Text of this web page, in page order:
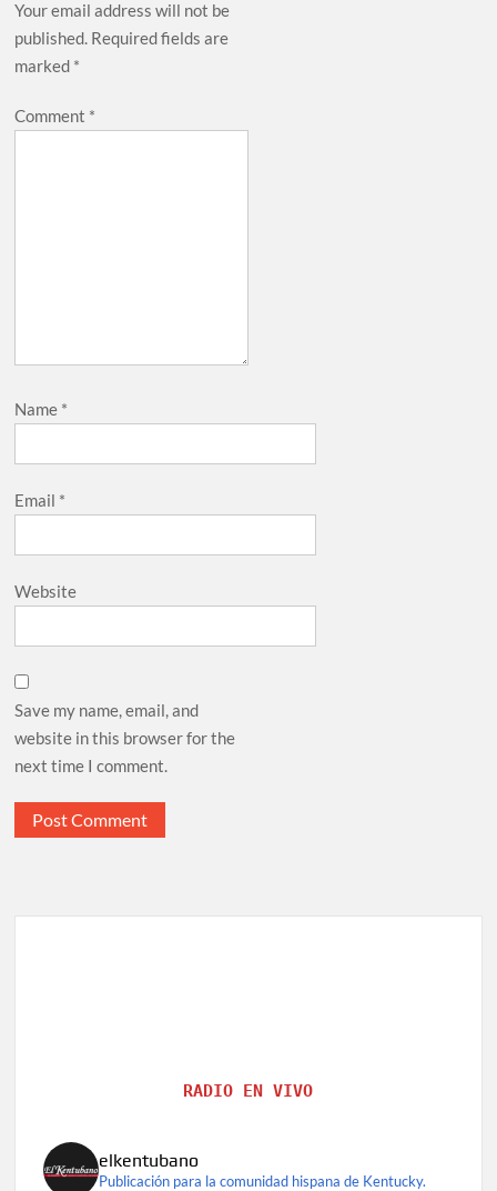
Your email address will not be
published. Required fields are
marked *
Comment *
Name *
Email *
Website
Save my name, email, and
website in this browser for the
next time I comment.
RADIO EN VIVO
elkentubano
Publicación para la comunidad hispana de Kentucky.